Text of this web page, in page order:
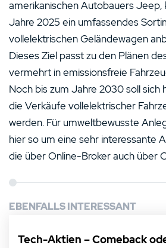
amerikanischen Autobauers Jeep,
Jahre 2025 ein umfassendes
vollelektrischen Geländewagen
Dieses Ziel passt zu den Plänen
vermehrt in emissionsfreie
Noch bis zum Jahre 2030 soll sich
die Verkäufe vollelektrischer
werden. Für umweltbewusste
hier so um eine sehr interessante
die über Online-Broker auch über
EBENFALLS INTERESSANT
Tech-Aktien – Comeback